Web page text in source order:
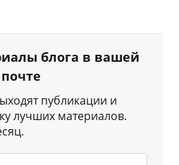
блога в вашей
почте
публикации и
лучших материалов.